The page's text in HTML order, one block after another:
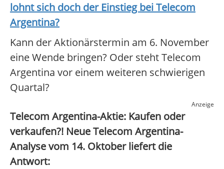
lohnt sich doch der Einstieg beiTelecom
Argentina?
Kann der Aktionärstermin am 6. November
eine Wende bringen? Oder steht Telecom
Argentina vor einem weiteren schwierigen
Quartal?
Anzeige
Telecom Argentina-Aktie: Kaufen oder
verkaufen?! Neue Telecom Argentina-
Analyse vom 14. Oktober liefert die
Antwort: